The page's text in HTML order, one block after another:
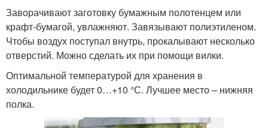
Заворачивают заготовку бумажным полотенцем или
крафт-бумагой, увлажняют. Завязывают полиэтиленом.
Чтобы воздух поступал внутрь, прокалывают несколько
отверстий. Можно сделать их при помощи вилки.
Оптимальной температурой для хранения в
холодильнике будет 0…+10 °С. Лучшее место – нижняя
полка.